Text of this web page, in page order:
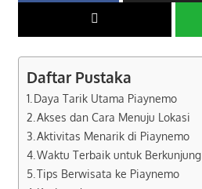
Daftar Pustaka
Daya Tarik Utama Piaynemo
Akses dan Cara Menuju Lokasi
Aktivitas Menarik di Piaynemo
Waktu Terbaik untuk Berkunjung
Tips Berwisata ke Piaynemo